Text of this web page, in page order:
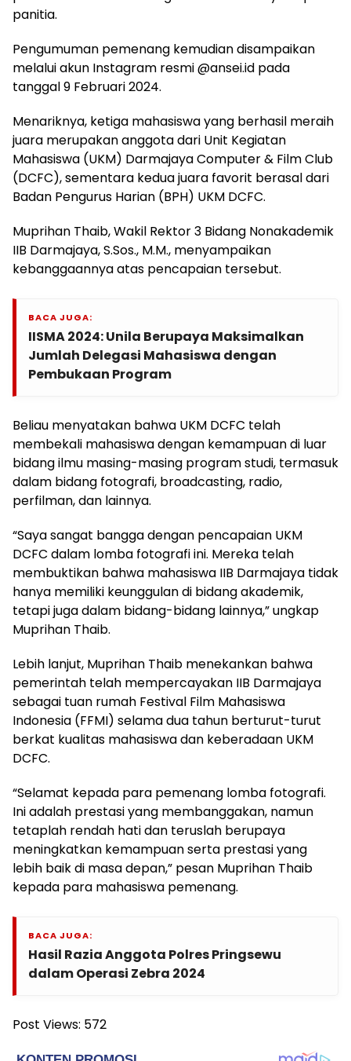
panitia.
Pengumuman pemenang kemudian disampaikan
melalui akun Instagram resmi @ansei.id pada
tanggal 9 Februari 2024.
Menariknya, ketiga mahasiswa yang berhasil meraih
juara merupakan anggota dari Unit Kegiatan
Mahasiswa (UKM) Darmajaya Computer & Film Club
(DCFC), sementara kedua juara favorit berasal dari
Badan Pengurus Harian (BPH) UKM DCFC.
Muprihan Thaib, Wakil Rektor 3 Bidang Nonakademik
IIB Darmajaya, S.Sos., M.M., menyampaikan
kebanggaannya atas pencapaian tersebut.
BACA JUGA:
IISMA 2024: Unila Berupaya Maksimalkan
Jumlah Delegasi Mahasiswa dengan
Pembukaan Program
Beliau menyatakan bahwa UKM DCFC telah
membekali mahasiswa dengan kemampuan di luar
bidang ilmu masing-masing program studi, termasuk
dalam bidang fotografi, broadcasting, radio,
perfilman, dan lainnya.
“Saya sangat bangga dengan pencapaian UKM
DCFC dalam lomba fotografi ini. Mereka telah
membuktikan bahwa mahasiswa IIB Darmajaya tidak
hanya memiliki keunggulan di bidang akademik,
tetapi juga dalam bidang-bidang lainnya,” ungkap
Muprihan Thaib.
Lebih lanjut, Muprihan Thaib menekankan bahwa
pemerintah telah mempercayakan IIB Darmajaya
sebagai tuan rumah Festival Film Mahasiswa
Indonesia (FFMI) selama dua tahun berturut-turut
berkat kualitas mahasiswa dan keberadaan UKM
DCFC.
“Selamat kepada para pemenang lomba fotografi.
Ini adalah prestasi yang membanggakan, namun
tetaplah rendah hati dan teruslah berupaya
meningkatkan kemampuan serta prestasi yang
lebih baik di masa depan,” pesan Muprihan Thaib
kepada para mahasiswa pemenang.
BACA JUGA:
Hasil Razia Anggota Polres Pringsewu
dalam Operasi Zebra 2024
Post Views: 572